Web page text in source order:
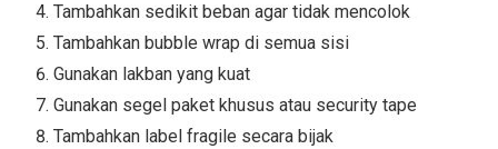
Tambahkan sedikit beban agar tidak mencolok
Tambahkan bubble wrap di semua sisi
Gunakan lakban yang kuat
Gunakan segel paket khusus atau security tape
Tambahkan label fragile secara bijak